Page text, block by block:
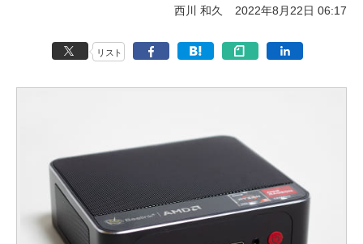
西川 和久 2022年8月22日 06:17
リスト